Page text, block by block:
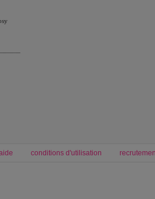
conditions d'utilisation